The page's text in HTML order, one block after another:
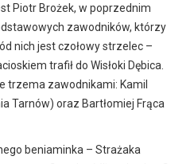
Piotr Brożek, w poprzednim
zawodników, którzy
nich jest czołowy strzelec –
trafił do Wisłoki Dębica.
trzema zawodnikami: Kamil
Tarnów) oraz Bartłomiej Frąca
beniaminka – Strażaka